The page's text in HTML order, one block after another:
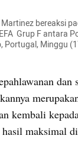
bereaksi
Grup F antara
Portugal, Minggu
dan
kembali
maksimal